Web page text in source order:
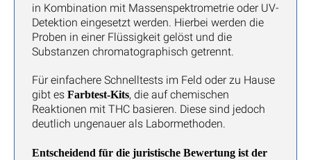
in Kombination mit Massenspektrometrie oder UV-
Detektion eingesetzt werden. Hierbei werden die
Proben in einer Flüssigkeit gelöst und die
Substanzen chromatographisch getrennt.
Für einfachere Schnelltests im Feld oder zu Hause
gibt es Farbtest-Kits, die auf chemischen
Reaktionen mit THC basieren. Diese sind jedoch
deutlich ungenauer als Labormethoden.
Entscheidend für die juristische Bewertung ist der